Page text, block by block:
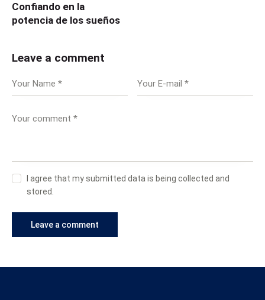
Confiando en la
potencia de los sueños
Leave a comment
I agree that my submitted data is being collected and
stored.